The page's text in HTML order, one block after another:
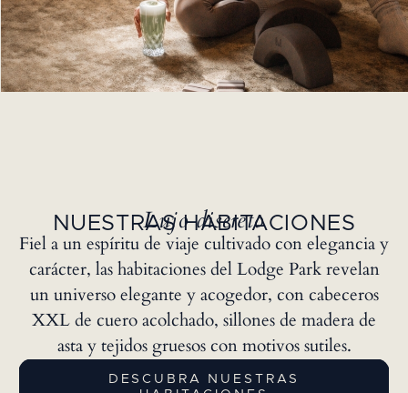
Lujo discreto
NUESTRAS HABITACIONES
Fiel a un espíritu de viaje cultivado con elegancia y
carácter, las habitaciones del Lodge Park revelan
un universo elegante y acogedor, con cabeceros
XXL de cuero acolchado, sillones de madera de
asta y tejidos gruesos con motivos sutiles.
DESCUBRA NUESTRAS